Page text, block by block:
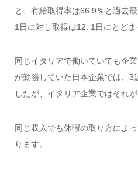
と、有給取得率は66.9％と過去
1日に対し取得は12. 1日にとどま
同じイタリアで働いていても企
が勤務していた日本企業では、
したが、イタリア企業ではそれが
同じ収入でも休暇の取り方によ
ります。